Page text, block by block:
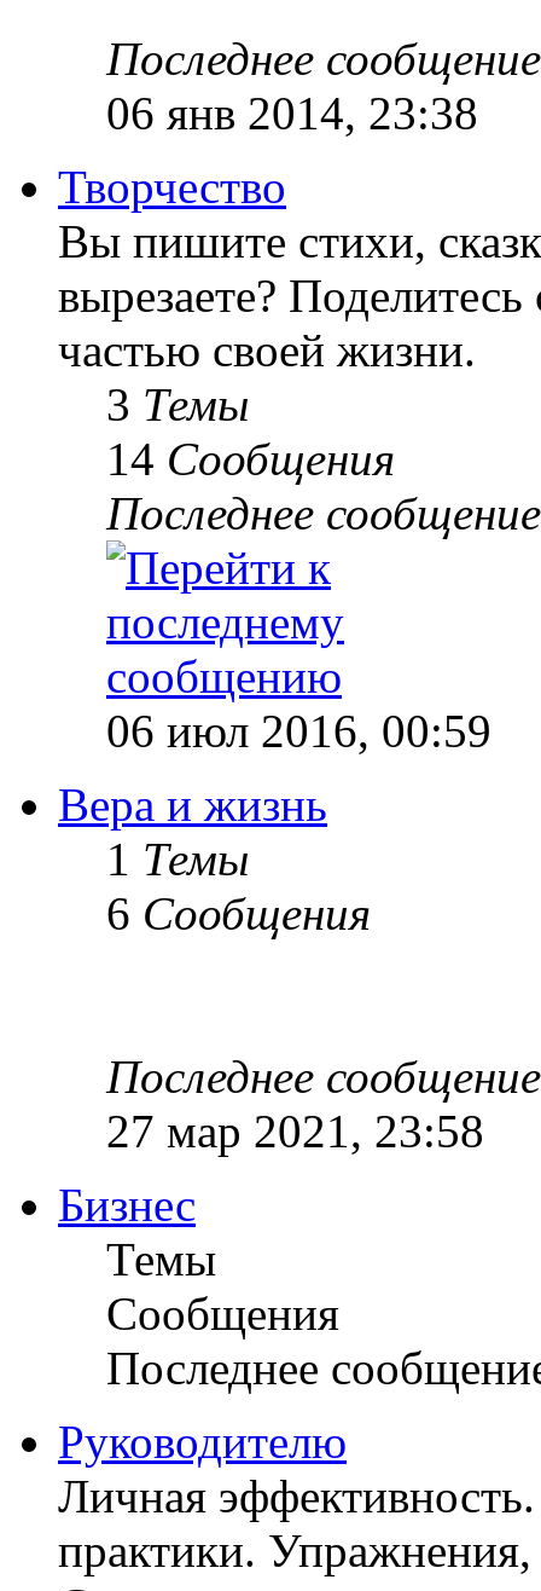
Последнее сообщение
06 янв 2014, 23:38
Творчество
Вы пишите стихи,
вырезаете?
частью своей жизни.
3 Темы
14 Сообщения
Последнее сообщение
06 июл 2016, 00:59
Вера и жизнь
1 Темы
6 Сообщения
Последнее сообщение
27 мар 2021, 23:58
Бизнес
Темы
Сообщения
Последнее
Руководителю
Личная
практики.